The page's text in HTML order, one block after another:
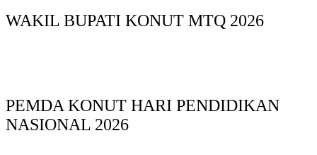
WAKIL BUPATI KONUT MTQ 2026
PEMDA KONUT HARI PENDIDIKAN
NASIONAL 2026